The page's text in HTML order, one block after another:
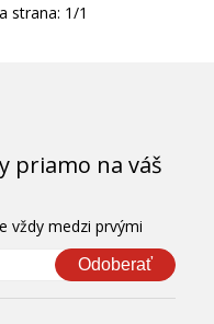
strana: 1/1
priamo na váš
vždy medzi prvými
Odoberať